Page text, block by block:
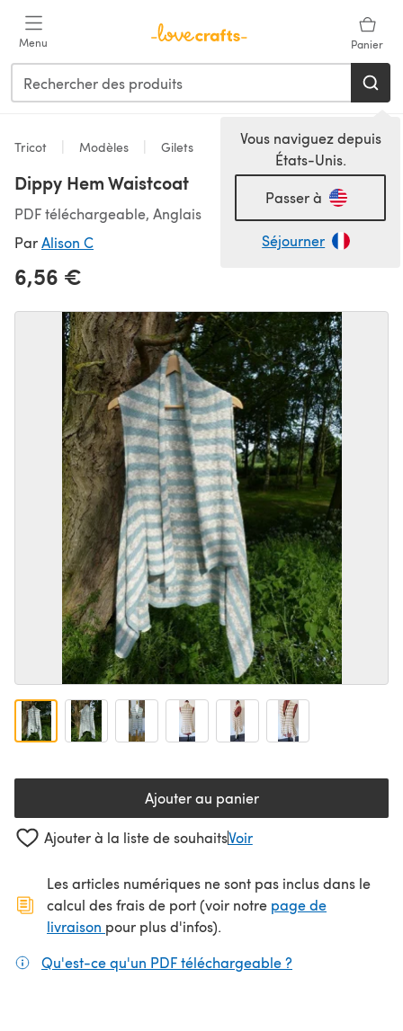
Menu Panier
Vous naviguez depuis
États-Unis.
Passer à
Séjourner
Tricot Modèles Gilets
Dippy Hem Waistcoat
PDF téléchargeable, Anglais
ParAlison C
6,56 €
Ajouter au panier
Ajouter à la liste de souhaitsVoir
Les articles numériques ne sont pas inclus dans le
calcul des frais de port (voir notre page de
livraison (s'ouvre dans un nouvel onglet)
pour plus d'infos).
Qu'est-ce qu'un PDF téléchargeable ?